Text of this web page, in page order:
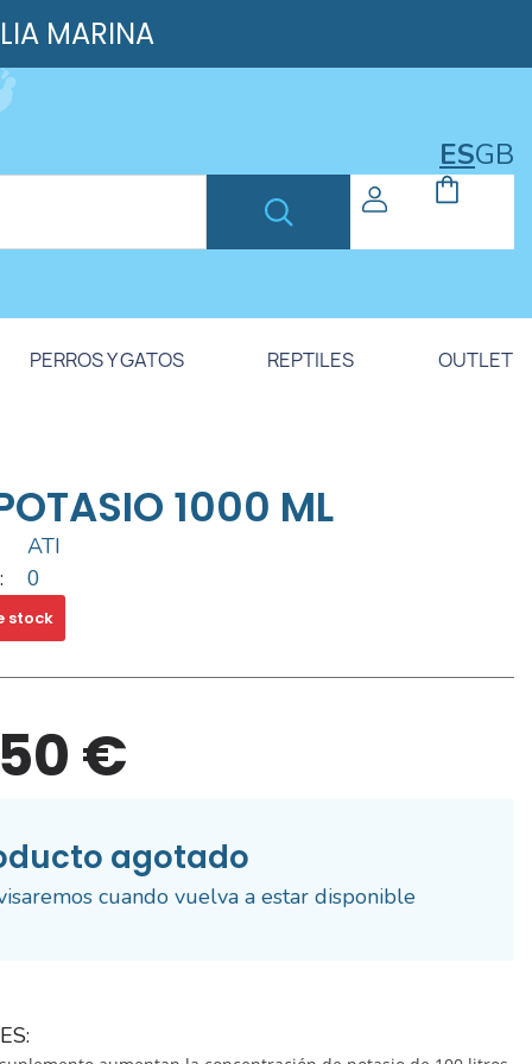
MARINA
ESGB
PERROS Y GATOS REPTILES OUTLET
1000 ML
ATI
0
stock
€
agotado
cuando vuelva a estar disponible